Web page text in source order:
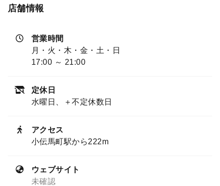
店舗情報
営業時間
月・火・木・金・土・日
17:00 ～ 21:00
定休日
水曜日、＋不定休数日
アクセス
小伝馬町駅から222m
ウェブサイト
未確認